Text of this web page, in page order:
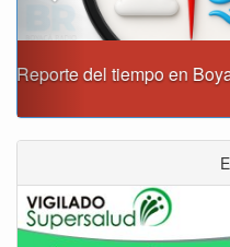
Este domingo